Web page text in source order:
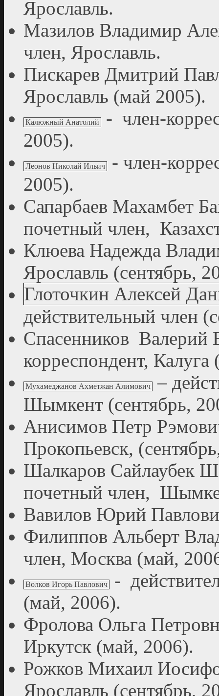
Ярославль.
Мазилов Владимир
член, Ярославль.
Пискарев Дмитрий
Ярославль (май 2005).
Калюжный Анатолий
- член-
2005).
Леонов Николай Ильич
- член-
2005).
Сапарбаев Махамбет
почетный член,
Клюева Надежда
Ярославль (сентябрь,
Глоточкин Алексей
действительный член
Спасенников Валерий
корреспондент, Калуга
Мухамеджанов Ахметжан Алимович
–
Шымкент (сентябрь,
Анисимов Петр
Прокопьевск,
Шалкаров Сайлаубек
почетный член,
Вавилов Юрий
Филиппов Альберт
член, Москва (май,
Волков Игорь Павлович
-
(май, 2006).
Фролова Ольга
Иркутск (май, 2006).
Рожков Михаил
Ярославль (сентябрь,